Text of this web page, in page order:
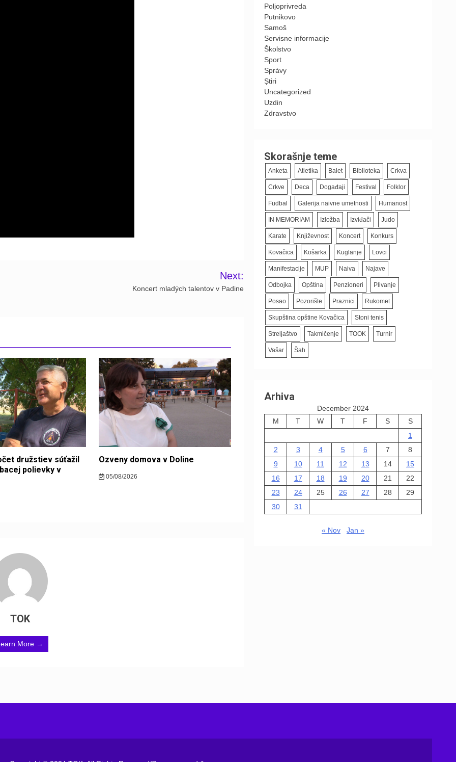
Next:
Koncert mladých talentov v Padine
družstiev súťažil
polievky v
Ozveny domova v Doline
05/08/2026
TOK
More →
Poljoprivreda
Putnikovo
Samoš
Servisne informacije
Školstvo
Sport
Správy
Știri
Uncategorized
Uzdin
Zdravstvo
Skorašnje teme
Anketa Atletika Balet Biblioteka Crkva
Crkve Deca Događaji Festival Folklor
Fudbal Galerija naivne umetnosti Humanost
IN MEMORIAM Izložba Izviđači Judo
Karate Književnost Koncert Konkurs
Kovačica Košarka Kuglanje Lovci
Manifestacije MUP Naiva Najave
Odbojka Opština Penzioneri Plivanje
Posao Pozorište Praznici Rukomet
Skupština opštine Kovačica Stoni tenis
Streljaštvo Takmičenje TOOK Turnir
Vašar Šah
Arhiva
December 2024
M
T W T F S
S
1
2
3 4 5 6 7
8
9
10 11 12 13 14
15
16
17 18 19 20 21
22
23
24 25 26 27 28
29
30
31
« Nov Jan »